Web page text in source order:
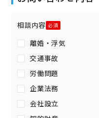
相談内容
離婚・浮気
交通事故
労働問題
企業法務
会社設立